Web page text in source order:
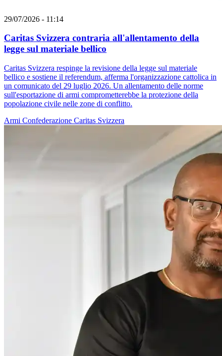
29/07/2026 - 11:14
Caritas Svizzera contraria all'allentamento della
legge sul materiale bellico
Caritas Svizzera respinge la revisione della legge sul materiale
bellico e sostiene il referendum, afferma l'organizzazione cattolica in
un comunicato del 29 luglio 2026. Un allentamento delle norme
sull'esportazione di armi comprometterebbe la protezione della
popolazione civile nelle zone di conflitto.
Armi Confederazione Caritas Svizzera